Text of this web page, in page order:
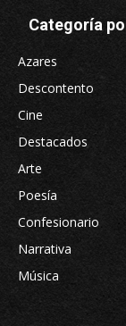
Categoría
Azares
Descontento
Cine
Destacados
Arte
Poesía
Confesionario
Narrativa
Música